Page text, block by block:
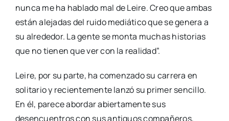
nunca me ha hablado mal de Leire. Creo que ambas
están alejadas del ruido mediático que se genera a
su alrededor. La gente se monta muchas historias
que no tienen que ver con la realidad”.
Leire, por su parte, ha comenzado su carrera en
solitario y recientemente lanzó su primer sencillo.
En él, parece abordar abiertamente sus
desencuentros con sus antiguos compañeros,